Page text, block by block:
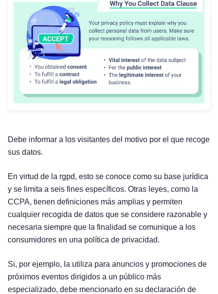
Debe informar a los visitantes del motivo por el que recoge
sus datos.
En virtud de la rgpd, esto se conoce como su base jurídica
y se limita a seis fines específicos. Otras leyes, como la
CCPA, tienen definiciones más amplias y permiten
cualquier recogida de datos que se considere razonable y
necesaria siempre que la finalidad se comunique a los
consumidores en una política de privacidad.
Si, por ejemplo, la utiliza para anuncios y promociones de
próximos eventos dirigidos a un público más
especializado, debe mencionarlo en su declaración de